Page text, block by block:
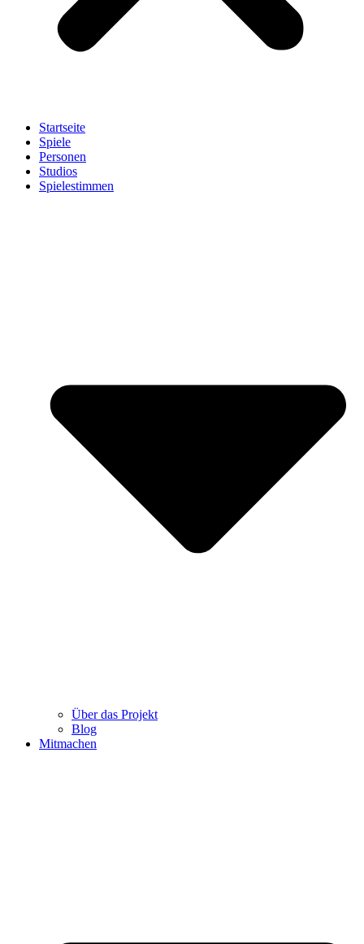
Startseite
Spiele
Personen
Studios
Spielestimmen
Über das Projekt
Blog
Mitmachen